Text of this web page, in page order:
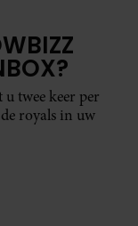
twee keer per
royals in uw